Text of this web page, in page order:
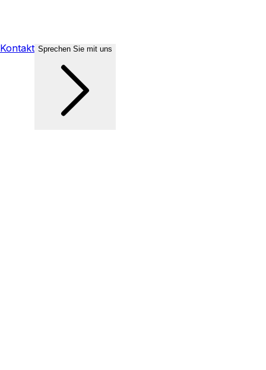
Kontakt Sprechen Sie mit uns